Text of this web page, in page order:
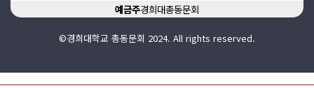
예금주경희대총동문회
©경희대학교 총동문회 2024. All rights reserved.